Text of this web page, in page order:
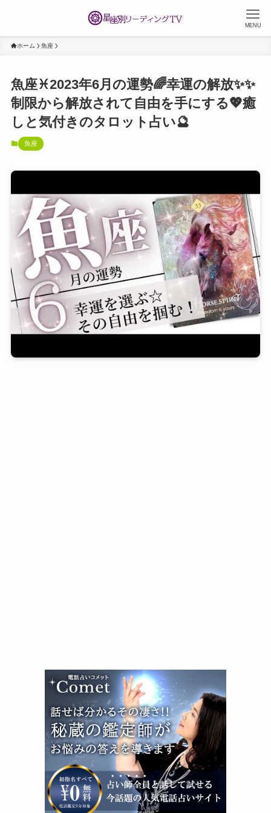
MENU
ホーム 魚座
魚座♓️2023年6月の運勢🌈幸運の解放✨✨
制限から解放されて自由を手にする💖癒
しと気付きのタロット占い🔮
魚座